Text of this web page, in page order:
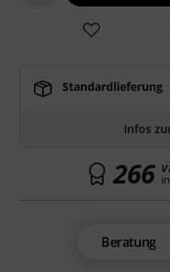
Standardlieferung
Infos
266
Beratung